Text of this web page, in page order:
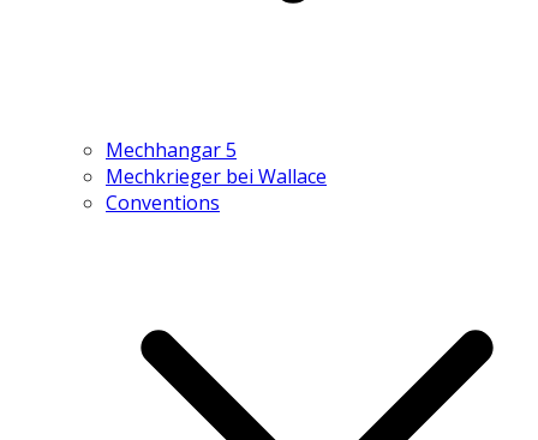
Mechhangar 5
Mechkrieger bei Wallace
Conventions